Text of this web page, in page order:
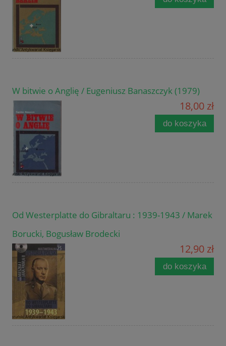
W bitwie o Anglię / Eugeniusz Banaszczyk (1979)
18,00 zł
do koszyka
Od Westerplatte do Gibraltaru : 1939-1943 / Marek
Borucki, Bogusław Brodecki
12,90 zł
do koszyka